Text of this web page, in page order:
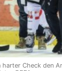
harter Check den